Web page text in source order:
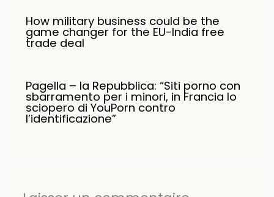
How military business could be the
game changer for the EU-India free
trade deal
Pagella – la Repubblica: “Siti porno con
sbarramento per i minori, in Francia lo
sciopero di YouPorn contro
l’identificazione”